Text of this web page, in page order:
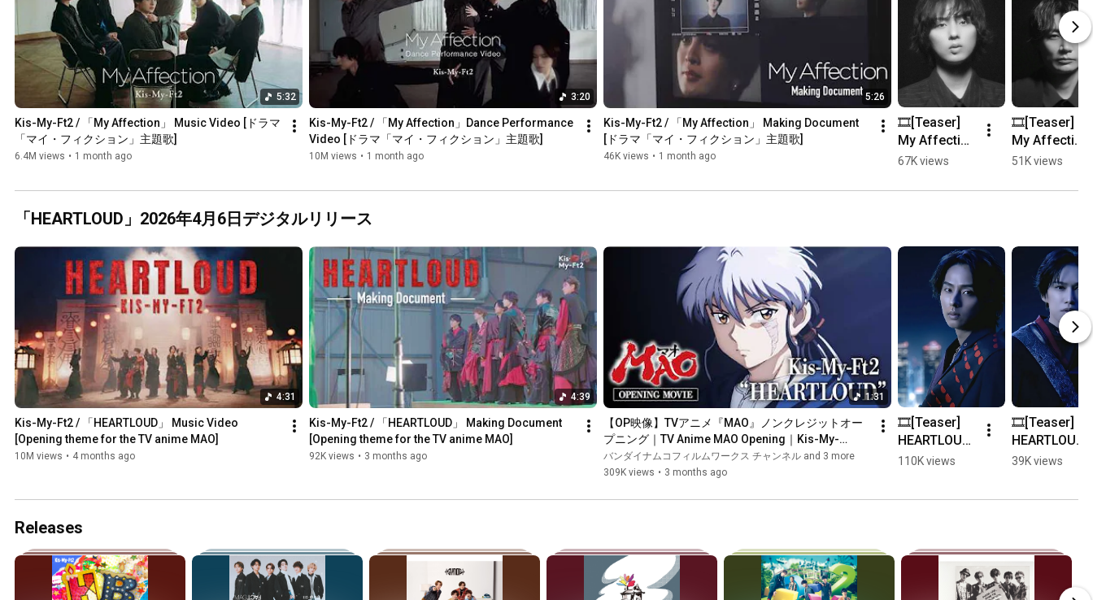
TVer番組ページ：https://tver.jp/series/sr9at5vz94
公式HP：https://www.asahi.co.jp/myfiction/
ABC公式Youtube：
https://www.youtube.com/@abcch9438
X：https://x.com/drama_myfiction
Instagram：
https://www.instagram.com/drama_myfic...
TikTok：
https://www.tiktok.com/@myfiction_drama
LINE：https://page.line.me/555agiqw?openQrM...
#マイフィクション
_______________________________________
https://www.youtube.com/@KisMyFt2
https://starto.jp/kismyft2/
https://twitter.com/KMF2_0810MENT
https://tiktok.com/@kismyft2_mentreco...
5:32
Kis-My-Ft2 / 「My Affection」 Music Video [ドラマ
「マイ・フィクション」主題歌]
6.4M views • 1 month ago
3:20
Kis-My-Ft2 / 「My Affection」Dance Performance
Video [ドラマ「マイ・フィクション」主題歌]
10M views • 1 month ago
5:26
Kis-My-Ft2 / 「My Affection」 Making Document
[ドラマ「マイ・フィクション」主題歌]
46K views • 1 month ago
🎞️[Teaser]
My Affection
Music Video
輔
#KisMyFt2_
MyAffection
#マイフィク
ション
67K views
🎞️[Teaser]
My Affection
Music Video
#KisMyFt2 #
MyAffection
#マイフィク
ション
51K views
「HEARTLOUD」2026年4月6日デジタルリリース
4:31
Kis-My-Ft2 / 「HEARTLOUD」 Music Video
[Opening theme for the TV anime MAO]
10M views • 4 months ago
4:39
Kis-My-Ft2 / 「HEARTLOUD」 Making Document
[Opening theme for the TV anime MAO]
92K views • 3 months ago
1:31
【OP映像】TVアニメ『MAO』ノンクレジットオー
プニング｜TV Anime MAO Opening｜Kis-My-
Ft2「HEARTLOUD」
バンダイナムコフィルムワークス チャンネル and 3 more
309K views • 3 months ago
🎞️[Teaser]
HEARTLOUD
Music Video
D #アニメ
MAO
110K views
🎞️[Teaser]
HEARTLOUD
Music Video
D #アニメ
MAO
39K views
Releases